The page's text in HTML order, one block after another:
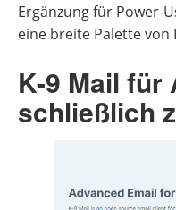
Ergänzung für Power-
eine breite Palette
K-9 Mail
schließlich